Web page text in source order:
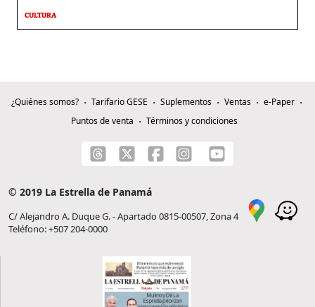
CULTURA
¿Quiénes somos? Tarifario GESE Suplementos Ventas
e-Paper
Puntos de venta
Términos y condiciones
© 2019 La Estrella de Panamá
C/ Alejandro A. Duque G. - Apartado 0815-00507, Zona 4
Teléfono: +507 204-0000